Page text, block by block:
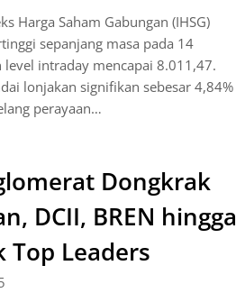
Harga Saham Gabungan (IHSG)
sepanjang masa pada 14
level intraday mencapai 8.011,47.
lonjakan signifikan sebesar 4,84%
perayaan…
Dongkrak
DCII, BREN hingga
Top Leaders